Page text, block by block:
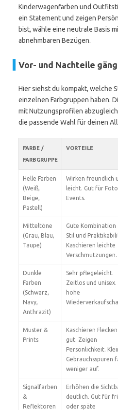
Kinderwagenfarben und
ein Statement und zeigen
bist, wähle eine neutrale Basis
abnehmbaren Bezügen.
Vor- und Nachteile
Hier siehst du kompakt, welche
einzelnen Farbgruppen haben.
mit Nutzungsprofilen
die passende Wahl für deinen
FARBE /
FARBGRUPPE
VORTEILE
Helle Farben
(Weiß,
Beige,
Pastell)
Wirken freundlich
leicht. Gut für
Events.
Mitteltöne
(Grau, Blau,
Taupe)
Gute Kombination
Stil und
Kaschieren leichte
Verschmutzungen.
Dunkle
Farben
(Schwarz,
Navy,
Anthrazit)
Sehr pflegeleicht.
Zeitlos und
hohe
Muster &
Prints
Kaschieren
gut. Zeigen
Persönlichkeit.
Gebrauchsspuren
weniger auf.
Signalfarben
&
Reflektoren
Erhöhen die
deutlich. Gut für
oder späte